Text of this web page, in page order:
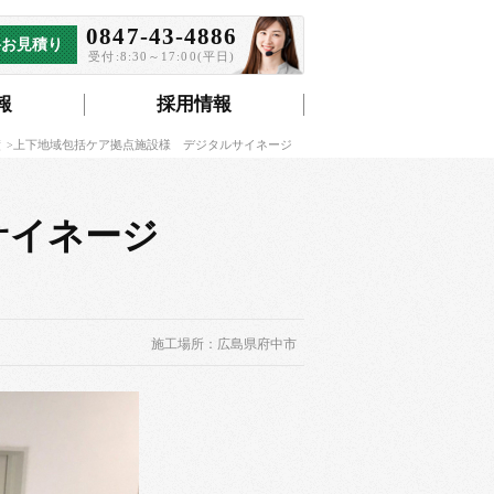
採用情報
0847-43-4886
受付:8:30～17:00(平日)
見積り
上下地域包括ケア拠点施設様 デジタルサイネージ
イネージ
施工場所：広島県府中市